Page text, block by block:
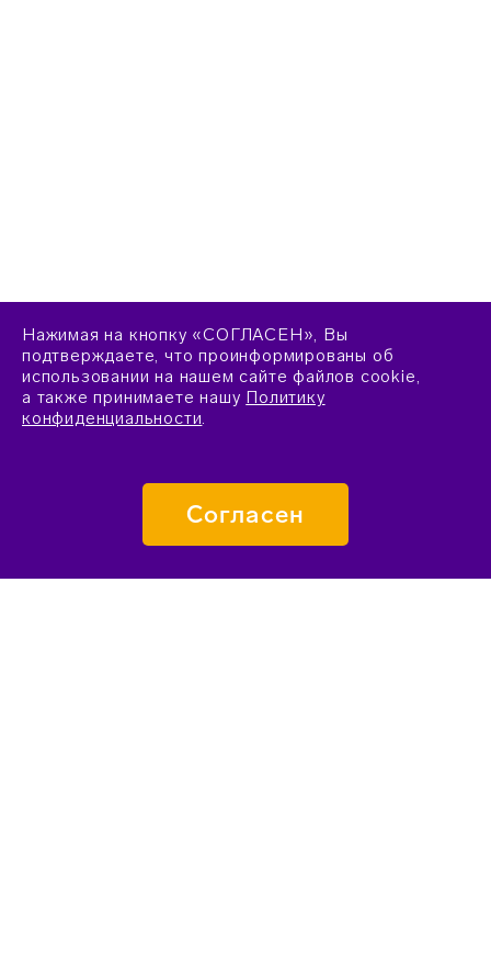
Нажимая на кнопку «СОГЛАСЕН», Вы
подтверждаете, что проинформированы об
использовании на нашем сайте файлов cookie,
а также принимаете нашу Политику
конфиденциальности.
Согласен